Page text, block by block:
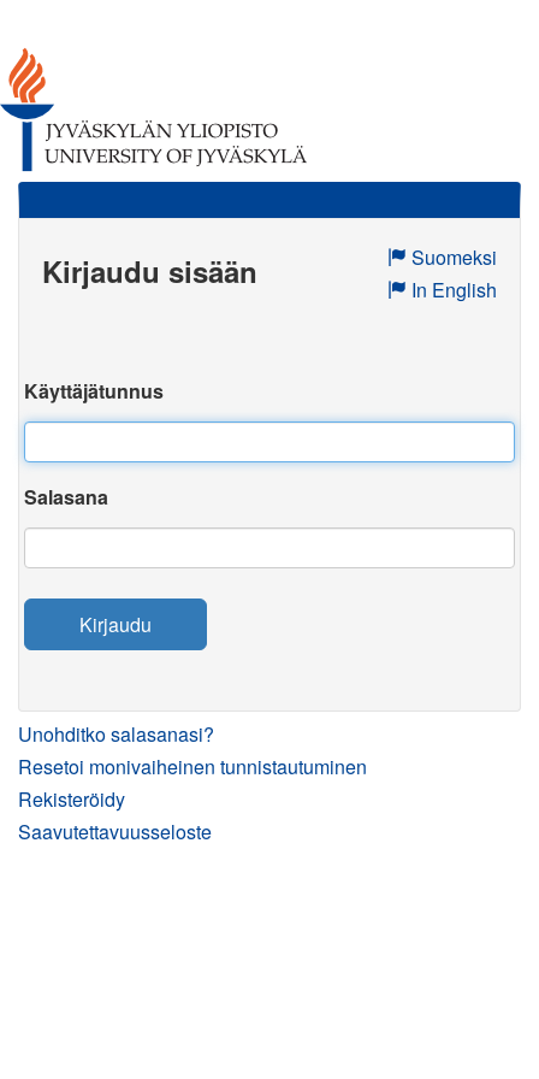
Suomeksi
In English
Kirjaudu sisään
Käyttäjätunnus
Salasana
Kirjaudu
Unohditko salasanasi?
Resetoi monivaiheinen tunnistautuminen
Rekisteröidy
Saavutettavuusseloste